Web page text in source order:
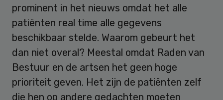
prominent in het nieuws omdat het alle
patiënten real time alle gegevens
beschikbaar stelde. Waarom gebeurt het
dan niet overal? Meestal omdat Raden van
Bestuur en de artsen het geen hoge
prioriteit geven. Het zijn de patiënten zelf
die hen op andere gedachten moeten